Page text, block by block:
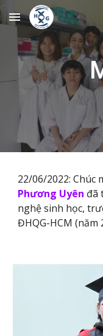
Skip to main content
22/06/2022: Chúc
Phương Uyên đã
nghệ sinh học,
ĐHQG-HCM (năm